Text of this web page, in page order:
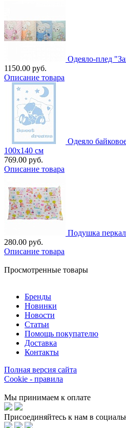
Одеяло-плед
1150.00 руб.
Описание товара
Одеяло
100х140 см
769.00 руб.
Описание товара
Подушка
280.00 руб.
Описание товара
Просмотренные товары
Бренды
Новинки
Новости
Статьи
Помощь покупателю
Доставка
Контакты
Полная версия сайта
Cookie - правила
Мы принимаем к оплате
Присоединяйтесь к нам в